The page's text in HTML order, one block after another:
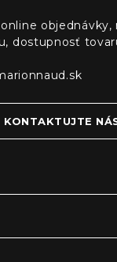
objednávky,
dostupnosť
KONTAKTUJTE